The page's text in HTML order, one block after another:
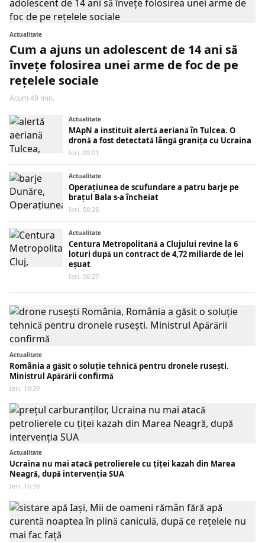
Actualitate
Cum a ajuns un adolescent de 14 ani să
învețe folosirea unei arme de foc de pe
rețelele sociale
Acum 49 min.
Actualitate
MApN a instituit alertă aeriană în Tulcea. O
dronă a fost detectată lângă granița cu Ucraina
Ieri, 09:01
Actualitate
Operațiunea de scufundare a patru barje pe
brațul Bala s-a încheiat
Ieri, 08:28
Actualitate
Centura Metropolitană a Clujului revine la 6
loturi după un contract de 4,72 miliarde de lei
eșuat
Ieri, 06:27
Actualitate
România a găsit o soluție tehnică pentru dronele rusești.
Ministrul Apărării confirmă
Ieri, 19:39
Actualitate
Ucraina nu mai atacă petrolierele cu țiței kazah din Marea
Neagră, după intervenția SUA
Ieri, 16:39